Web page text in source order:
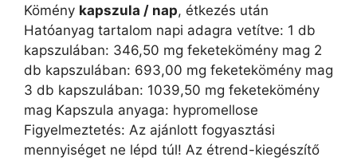
Kömény kapszula / nap, étkezés után
Hatóanyag tartalom napi adagra vetítve: 1 db
kapszulában: 346,50 mg feketekömény mag 2
db kapszulában: 693,00 mg feketekömény mag
3 db kapszulában: 1039,50 mg feketekömény
mag Kapszula anyaga: hypromellose
Figyelmeztetés: Az ajánlott fogyasztási
mennyiséget ne lépd túl! Az étrend-kiegészítő